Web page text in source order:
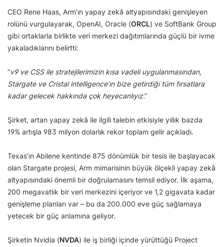
CEO Rene Haas, Arm’ın yapay zekâ altyapısındaki genişleyen
rolünü vurgulayarak, OpenAI, Oracle (ORCL) ve SoftBank Group
gibi ortaklarla birlikte veri merkezi dağıtımlarında güçlü bir ivme
yakaladıklarını belirtti:
“v9 ve CSS ile stratejilerimizin kısa vadeli uygulanmasından,
Stargate ve Cristal intelligence’ın bize getirdiği tüm fırsatlara
kadar gelecek hakkında çok heyecanlıyız.”
Şirket, artan yapay zekâ ile ilgili talebin etkisiyle yıllık bazda
19% artışla 983 milyon dolarlık rekor toplam gelir açıkladı.
Texas’ın Abilene kentinde 875 dönümlük bir tesis ile başlayacak
olan Stargate projesi, Arm mimarisinin büyük ölçekli yapay zekâ
altyapısındaki önemli bir doğrulamasını temsil ediyor. İlk aşama,
200 megavatlık bir veri merkezini içeriyor ve 1,2 gigavata kadar
genişleme planları var – bu da 200.000 eve güç sağlamaya
yetecek bir güç anlamına geliyor.
Şirketin Nvidia (NVDA) ile iş birliği içinde yürüttüğü Project